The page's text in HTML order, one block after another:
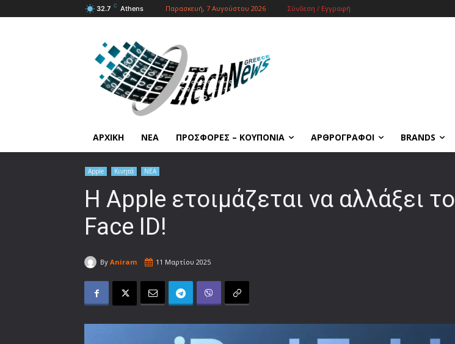
32.7 C Athens Παρασκευή, 7 Αυγούστου 2026 Σύνδεση / Εγγραφή
ΑΡΧΙΚΗ ΝΕΑ ΠΡΟΣΦΟΡΕΣ – ΚΟΥΠΟΝΙΑ ΑΡΘΡΟΓΡΑΦΟΙ BRANDS
Apple Κινητά ΝΕΑ
Η Apple ετοιμάζεται να αλλάξει το
Face ID!
By Aniram 11 Μαρτίου 2025